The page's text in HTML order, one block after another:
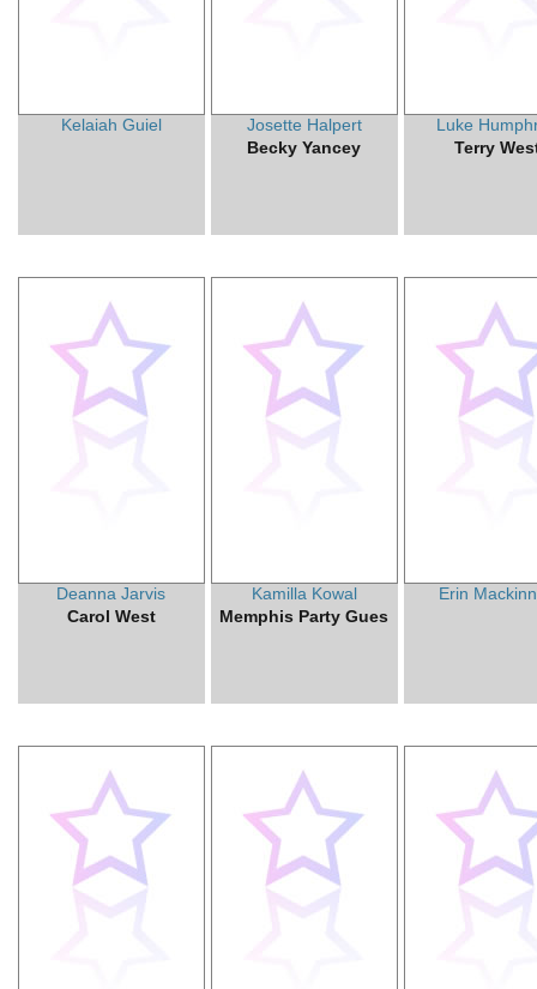
Kelaiah Guiel
Josette Halpert
Becky Yancey
Luke
Terry
Deanna Jarvis
Carol West
Kamilla Kowal
Memphis Party Gues
Erin